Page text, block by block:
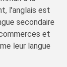
l'anglais est
secondaire
et
leur langue